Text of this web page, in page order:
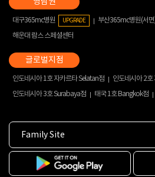
대구365mc병원 UPGRADE 부산365mc병원(서
해운대 람스 스페셜센터
인도네시아 1호 자카르타 Selatan점
인도네시아 2
인도네시아 3호 Surabaya점
태국 1호 Bangkok점
Family Site